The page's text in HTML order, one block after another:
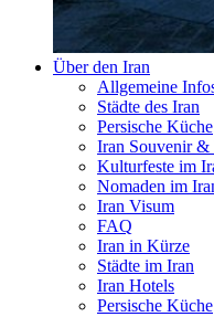
Über den Iran
Allgemeine
Städte des Iran
Persische Küche
Iran Souvenir &
Kulturfeste im
Nomaden im
Iran Visum
FAQ
Iran in Kürze
Städte im Iran
Iran Hotels
Persische Küche